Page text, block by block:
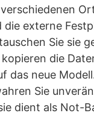
die externe
Sie sie
die
das neue
Sie
dient als Not-